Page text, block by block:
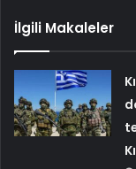
İlgili Makaleler